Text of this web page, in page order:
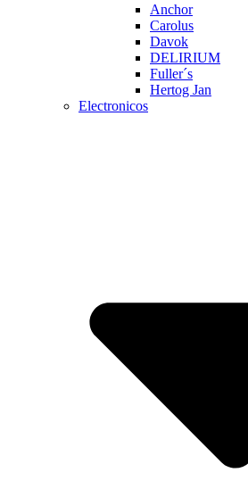
Anchor
Carolus
Davok
DELIRIUM
Fuller´s
Hertog Jan
Electronicos